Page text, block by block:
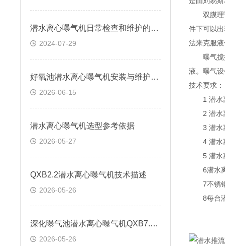
潜水离心曝气机日常检查和维护的各个要点
2024-07-29
好氧池潜水离心曝气机安装与维护要点
2026-06-15
潜水离心曝气机选型参考依据
2026-05-27
QXB2.2潜水离心曝气机技术描述
2026-05-26
深化曝气池潜水离心曝气机QXB7.5安装方法
2026-05-26
双膜理论
件下可以
法来克服
曝气搅拌
液。曝气
技术要求：
1 潜水离
2 潜水离
3 潜水离
4 潜水离
5 潜水离
6潜水离
7不锈钢
8每台潜